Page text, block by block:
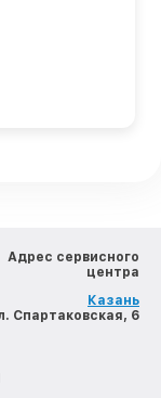
Адрес сервисного
центра
Казань
Спартаковская, 6